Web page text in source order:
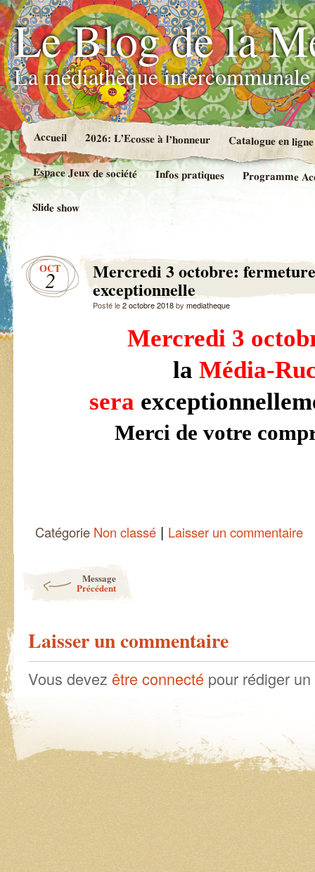
Le Blog de la
La médiathèque
Accueil 2026: L’Ecosse à l’honneur Catalogue en
Espace Jeux de société Infos pratiques Programme
Slide show
OCT
2 Mercredi 3 octobre: fermeture
exceptionnelle
Posté le2 octobre 2018by mediatheque
Mercredi 3
la Média-
sera
Merci de votre
Catégorie Non classé | Laisser un commentaire
Message
Précédent
Laisser un commentaire
Vous devez être connecté pour rédiger